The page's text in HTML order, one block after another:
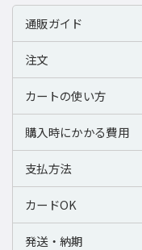
通販ガイド
注文
カートの使い方
購入時にかかる費用
支払方法
カードOK
発送・納期